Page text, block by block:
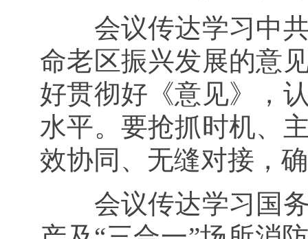
会议传达学习中
命老区振兴发展的意
好贯彻好《意见》，
水平。要抢抓时机、
效协同、无缝对接，
会议传达学习国